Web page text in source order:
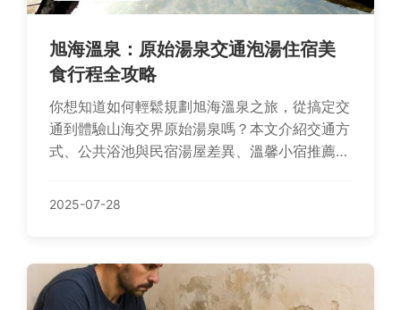
旭海溫泉：原始湯泉交通泡湯住宿美
食行程全攻略
你想知道如何輕鬆規劃旭海溫泉之旅，從搞定交
通到體驗山海交界原始湯泉嗎？本文介紹交通方
式、公共浴池與民宿湯屋差異、溫馨小宿推薦、
估及常見問答，讓你泡湯探索古道星空，省錢又
2025-07-28